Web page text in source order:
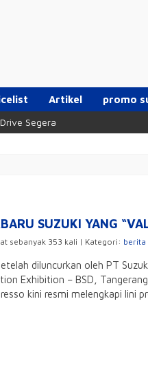
Artikel promo
Segera
SUZUKI YANG
sebanyak 353 kali | Kategori: berita
diluncurkan oleh PT
Exhibition – BSD,
kini resmi melengkapi lini